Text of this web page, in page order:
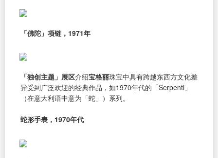
「佛陀」项链，1971年
「独创主题」展区介绍宝格丽珠宝中具有跨越东西方文化差
异受到广泛欢迎的经典作品，如1970年代的「Serpenti」
（在意大利语中意为「蛇」）系列。
蛇形手表，1970年代